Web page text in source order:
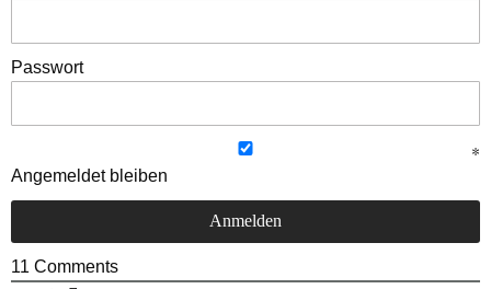
Passwort
Angemeldet bleiben
11 Comments